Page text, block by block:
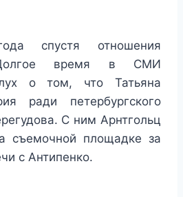
спустя отношения
Долгое время в СМИ
о том, что Татьяна
ради петербургского
С ним Арнтгольц
съемочной площадке за
с Антипенко.